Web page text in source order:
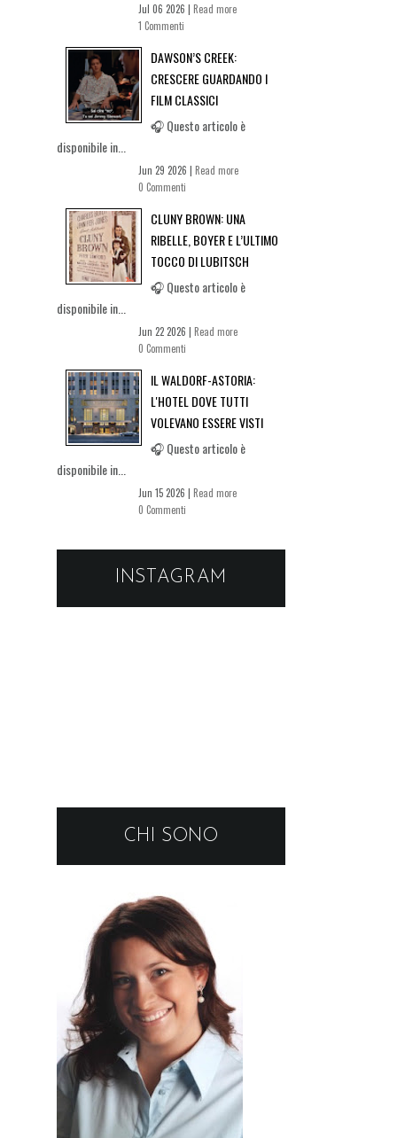
Jul 06 2026 | Read more
1 Commenti
DAWSON’S CREEK:
CRESCERE GUARDANDO I
FILM CLASSICI
🎧 Questo articolo è
disponibile in...
Jun 29 2026 | Read more
0 Commenti
CLUNY BROWN: UNA
RIBELLE, BOYER E L’ULTIMO
TOCCO DI LUBITSCH
🎧 Questo articolo è
disponibile in...
Jun 22 2026 | Read more
0 Commenti
IL WALDORF-ASTORIA:
L'HOTEL DOVE TUTTI
VOLEVANO ESSERE VISTI
🎧 Questo articolo è
disponibile in...
Jun 15 2026 | Read more
0 Commenti
INSTAGRAM
CHI SONO